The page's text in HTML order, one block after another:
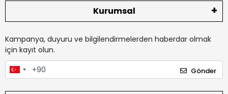
Kurumsal
Kampanya, duyuru ve bilgilendirmelerden haberdar olmak
için kayıt olun.
Gönder